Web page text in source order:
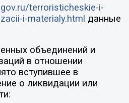
terroristicheskie-i-
i-materialy.html данные
объединений и
в отношении
вступившее в
о ликвидации или